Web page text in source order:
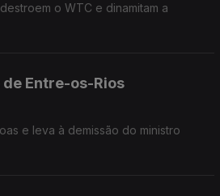
o WTC e dinamitam a
de Entre-os-Rios
e leva à demissão do ministro